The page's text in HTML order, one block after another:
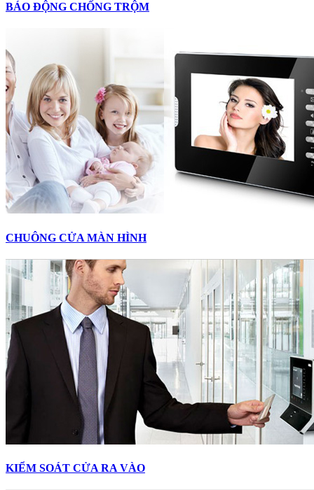
BÁO ĐỘNG CHỐNG TRỘM
CHUÔNG CỬA MÀN HÌNH
KIỂM SOÁT CỬA RA VÀO